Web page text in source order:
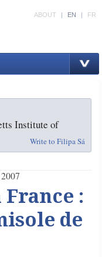
ABOUT | EN | FR
Institute of
Write to Filipa Sá
France :
de